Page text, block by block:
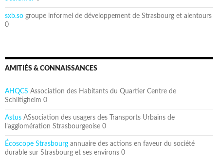
sxb.so groupe informel de développement de Strasbourg et alentours
0
AMITIÉS & CONNAISSANCES
AHQCS Association des Habitants du Quartier Centre de
Schiltigheim 0
Astus ASsociation des usagers des Transports Urbains de
l’agglomération Strasbourgeoise 0
Écoscope Strasbourg annuaire des actions en faveur du société
durable sur Strasbourg et ses environs 0